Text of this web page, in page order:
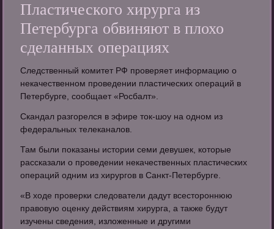
Пластического хирурга из
Петербурга обвиняют в плохо
сделанных операциях
Следственный комитет РФ проверяет информацию о
некачественном проведении пластических операций в
Петербурге, сообщает «Росбалт».
Скандал разгорелся в эфире ток-шоу на одном из
федеральных телеканалов.
Там были показаны истории семи девушек, которые
рассказали о проведении некачественных пластических
операций одним из хирургов в Санкт-Петербурге.
«В ходе проверки следователи дадут всестороннюю
правовую оценку действиям хирурга, а также будут
изучены сведения, изложенные и другими